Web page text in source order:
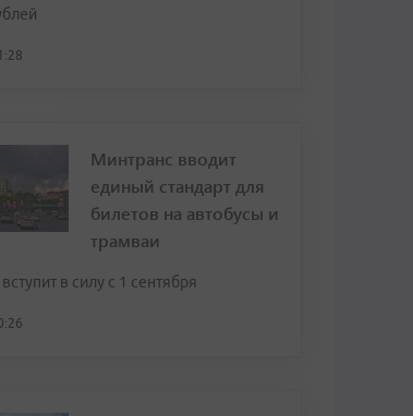
Минтранс вводит
единый стандарт для
билетов на автобусы и
трамваи
в силу с 1 сентября